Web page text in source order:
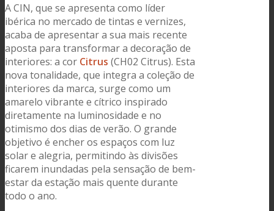
A CIN, que se apresenta como líder
ibérica no mercado de tintas e vernizes,
acaba de apresentar a sua mais recente
aposta para transformar a decoração de
interiores: a cor Citrus (CH02 Citrus). Esta
nova tonalidade, que integra a coleção de
interiores da marca, surge como um
amarelo vibrante e cítrico inspirado
diretamente na luminosidade e no
otimismo dos dias de verão. O grande
objetivo é encher os espaços com luz
solar e alegria, permitindo às divisões
ficarem inundadas pela sensação de bem-
estar da estação mais quente durante
todo o ano.